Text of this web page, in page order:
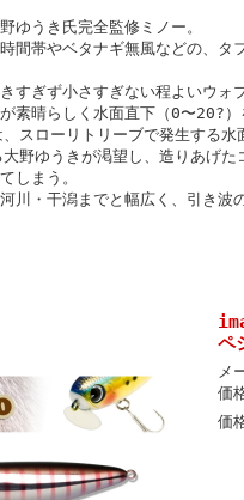
ゆうき氏完全監修ミノー。
間帯やベタナギ無風などの、タ
すぎず小さすぎない程よいウォ
素晴らしく水面直下（0〜20?）
スローリトリーブで発生する水
野ゆうきが渇望し、造りあげ
しまう。
川・干潟までと幅広く、引き波
ペ
メ
価
価